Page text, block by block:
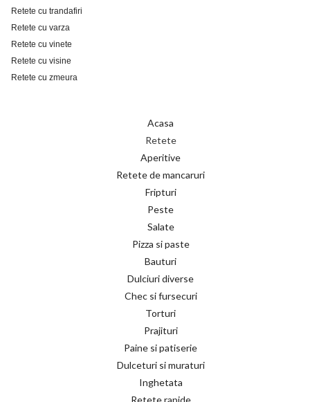
Retete cu trandafiri
Retete cu varza
Retete cu vinete
Retete cu visine
Retete cu zmeura
Acasa
Retete
Aperitive
Retete de mancaruri
Fripturi
Peste
Salate
Pizza si paste
Bauturi
Dulciuri diverse
Chec si fursecuri
Torturi
Prajituri
Paine si patiserie
Dulceturi si muraturi
Inghetata
Retete rapide